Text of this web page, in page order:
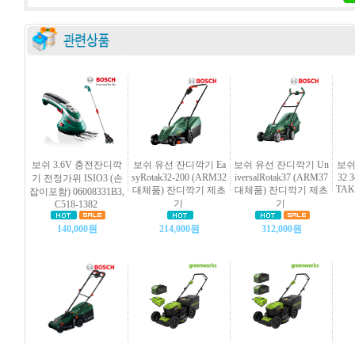
보쉬 3.6V 충전잔디깍
기 전정가위 ISIO3 (손
잡이포함) 06008331B3,
C518-1382
140,000원
보쉬 유선 잔디깍기 Ea
syRotak32-200 (ARM32
대체품) 잔디깍기 제초
기
214,000원
보쉬 유선 잔디깍기 Un
iversalRotak37 (ARM37
대체품) 잔디깍기 제초
기
312,000원
보
32